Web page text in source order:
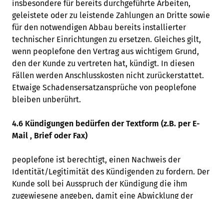
insbesondere für bereits durchgeführte Arbeiten,
geleistete oder zu leistende Zahlungen an Dritte sowie
für den notwendigen Abbau bereits installierter
technischer Einrichtungen zu ersetzen. Gleiches gilt,
wenn peoplefone den Vertrag aus wichtigem Grund,
den der Kunde zu vertreten hat, kündigt. In diesen
Fällen werden Anschlusskosten nicht zurückerstattet.
Etwaige Schadensersatzansprüche von peoplefone
bleiben unberührt.
4.6 Kündigungen bedürfen der Textform (z.B. per E-
Mail , Brief oder Fax)
peoplefone ist berechtigt, einen Nachweis der
Identität/Legitimität des Kündigenden zu fordern. Der
Kunde soll bei Ausspruch der Kündigung die ihm
zugewiesene angeben, damit eine Abwicklung der